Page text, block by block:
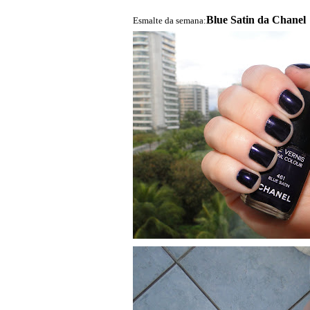
Esmalte da semana:Blue Satin da Chanel